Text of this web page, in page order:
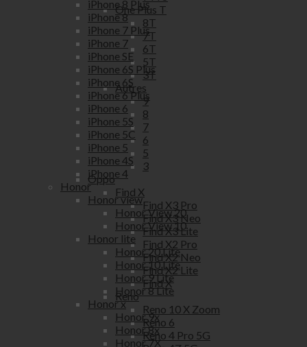
One Plus T
8T
7T
6T
5T
3T
Autres
9
8
7
6
5
3
Oppo
Find X
Find X3 Pro
Find X3 Neo
Find X3 Lite
Find X2 Pro
Find X2 Neo
Find X2 Lite
Find X
Reno
Reno 10 X Zoom
Reno 6
Reno 4 Pro 5G
iPhone 8 Plus
iPhone 8
iPhone 7 Plus
iPhone 7
iPhone SE
iPhone 6S Plus
iPhone 6S
iPhone 6 Plus
iPhone 6
iPhone 5S
iPhone 5C
iPhone 5
iPhone 4S
iPhone 4
Honor
Honor view
Honor View 20
Honor View 10
Honor lite
Honor 20 Lite
Honor 10 Lite
Honor 9 Lite
Honor 8 Lite
Honor x
Honor 9x
Honor 8x
Honor 7X